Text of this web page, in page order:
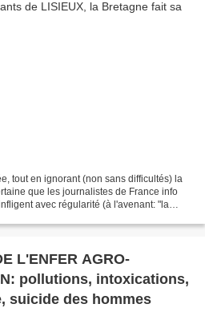
tout en ignorant (non sans difficultés) la
que les journalistes de France info
avec régularité (à l'avenant: "la
L'ENFER AGRO-
pollutions, intoxications,
suicide des hommes